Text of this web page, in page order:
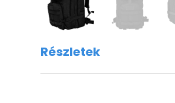
Részletek